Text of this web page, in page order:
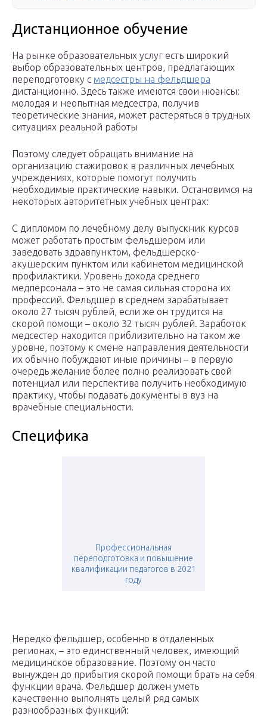
Дистанционное обучение
На рынке образовательных услуг есть широкий
выбор образовательных центров, предлагающих
переподготовку с медсестры на фельдшера
дистанционно. Здесь также имеются свои нюансы:
молодая и неопытная медсестра, получив
теоретические знания, может растеряться в трудных
ситуациях реальной работы
Поэтому следует обращать внимание на
организацию стажировок в различных лечебных
учреждениях, которые помогут получить
необходимые практические навыки. Остановимся на
некоторых авторитетных учебных центрах:
С дипломом по лечебному делу выпускник курсов
может работать простым фельдшером или
заведовать здравпунктом, фельдшерско-
акушерским пунктом или кабинетом медицинской
профилактики. Уровень дохода среднего
медперсонала – это не самая сильная сторона их
профессий. Фельдшер в среднем зарабатывает
около 27 тысяч рублей, если же он трудится на
скорой помощи – около 32 тысяч рублей. Заработок
медсестер находится приблизительно на таком же
уровне, поэтому к смене направления деятельности
их обычно побуждают иные причины – в первую
очередь желание более полно реализовать свой
потенциал или перспектива получить необходимую
практику, чтобы подавать документы в вуз на
врачебные специальности.
Специфика
Профессиональная
переподготовка и повышение
квалификации педагогов в 2021
году
Нередко фельдшер, особенно в отдаленных
регионах, – это единственный человек, имеющий
медицинское образование. Поэтому он часто
вынужден до прибытия скорой помощи брать на себя
функции врача. Фельдшер должен уметь
качественно выполнять целый ряд самых
разнообразных функций: